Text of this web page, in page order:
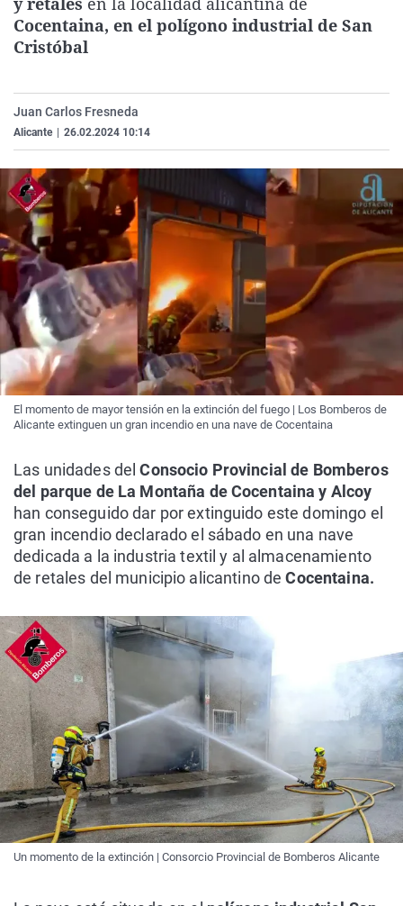
La rosa de los vientos
Caso
Extremadura
Virales
Cocentaina, en el polígono industrial de San
Cristóbal
Juan Carlos Fresneda
Alicante 26.02.2024 10:14
El momento de mayor tensión en la extinción del fuego | Los Bomberos de
Alicante extinguen un gran incendio en una nave de Cocentaina
Las unidades delConsocio Provincial de Bomberos
del parque de La Montaña de Cocentaina y Alcoy
han conseguido dar por extinguido este domingo el
gran incendio declarado el sábado en una nave
dedicada a la industria textil y al almacenamiento
de retales del municipio alicantino deCocentaina.
Un momento de la extinción | Consorcio Provincial de Bomberos Alicante